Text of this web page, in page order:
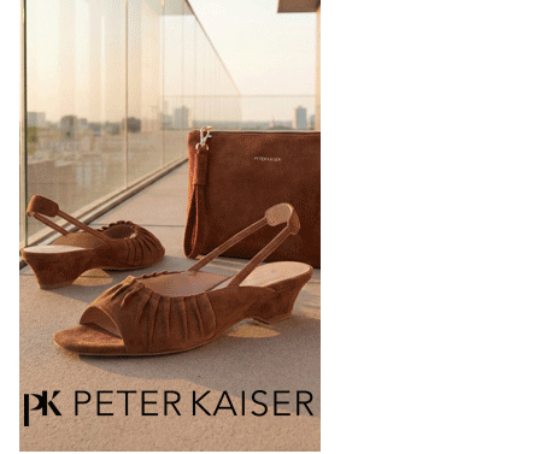
перевыпустил свой хит - кроссовки
Популярный силуэт бренда,1999 года выпуска,
соответствует сегодняшнему тренду на
сникерины (гибридный вариант балеток и
кроссовок обтекаемой формы и с тонкой подошвой).
Но в модели Miu Miu Bubble присутствует еще и…
05.08.2026 4082